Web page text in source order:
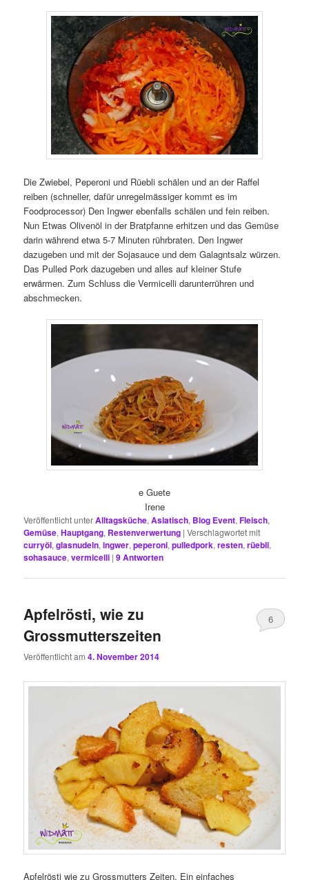
Die Zwiebel, Peperoni und Rüebli schälen und an der Raffel
reiben (schneller, dafür unregelmässiger kommt es im
Foodprocessor) Den Ingwer ebenfalls schälen und fein reiben.
Nun Etwas Olivenöl in der Bratpfanne erhitzen und das Gemüse
darin während etwa 5-7 Minuten rührbraten. Den Ingwer
dazugeben und mit der Sojasauce und dem Galagntsalz würzen.
Das Pulled Pork dazugeben und alles auf kleiner Stufe
erwärmen. Zum Schluss die Vermicelli darunterrühren und
abschmecken.
e Guete
Irene
Veröffentlicht unterAlltagsküche,Asiatisch, Blog Event,Fleisch,
Gemüse,Hauptgang, Restenverwertung |Verschlagwortet mit
curryöl,glasnudeln,ingwer,peperoni,pulledpork,resten,rüebli,
sohasauce,vermicelli |9Antworten
Apfelrösti, wie zu
Grossmutterszeiten
Veröffentlicht am4. November 2014
6
Apfelrösti wie zu Grossmutters Zeiten. Ein einfaches